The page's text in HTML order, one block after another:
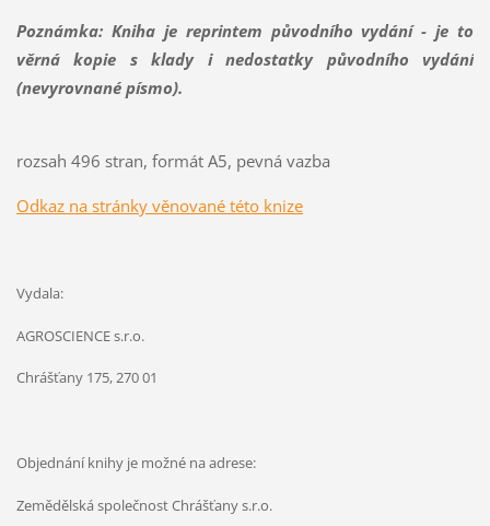
Poznámka: Kniha je reprintem původního vydání - je to
věrná kopie s klady i nedostatky původního vydání
(nevyrovnané písmo).
rozsah 496 stran, formát A5, pevná vazba
Odkaz na stránky věnované této knize
Vydala:
AGROSCIENCE s.r.o.
Chrášťany 175, 270 01
Objednání knihy je možné na adrese:
Zemědělská společnost Chrášťany s.r.o.